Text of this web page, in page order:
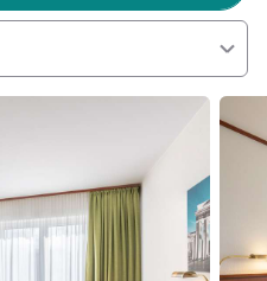
Ver